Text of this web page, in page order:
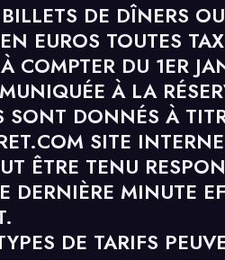
DE DÎNERS
EUROS TOUTES
COMPTER DU 1ER
À LA
SONT DONNÉS À
SITE
ÊTRE TENU
DERNIÈRE MINUTE
DE TARIFS